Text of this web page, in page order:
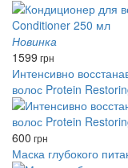
Новинка
1599 грн
Интенсивно
волос Protein
600 грн
Маска глубокого